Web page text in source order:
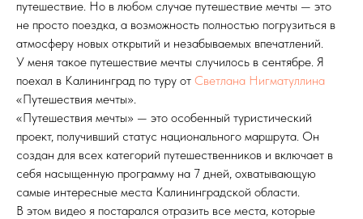
путешествие. Но в любом случае путешествие мечты — это
не просто поездка, а возможность полностью погрузиться в
атмосферу новых открытий и незабываемых впечатлений.
У меня такое путешествие мечты случилось в сентябре. Я
поехал в Калининград по туру от Светлана Нигматуллина
«Путешествия мечты».
«Путешествия мечты» — это особенный туристический
проект, получивший статус национального маршрута. Он
создан для всех категорий путешественников и включает в
себя насыщенную программу на 7 дней, охватывающую
самые интересные места Калининградской области.
В этом видео я постарался отразить все места, которые